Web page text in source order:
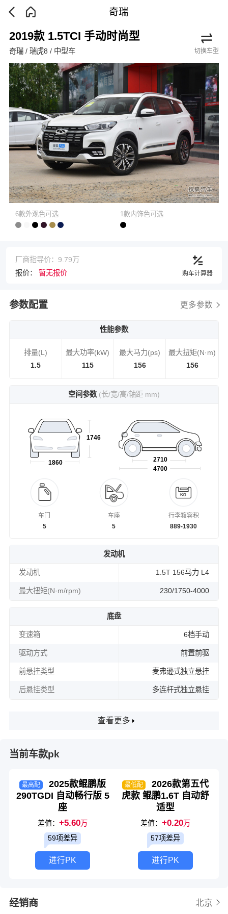
奇瑞
2019款 1.5TCI 手动时尚型
奇瑞 / 瑞虎8 / 中型车 切换车型
6款外观色可选 1款内饰色可选
厂商指导价：9.79万
报价： 暂无报价 购车计算器
参数配置 更多参数
性能参数
排量(L)
1.5
最大功率(kW)
115
最大马力(ps)
156
最大扭矩(N·m)
156
空间参数 (长/宽/高/轴距 mm)
1860
1746
4700
2710
车门
5
车座
5
行李箱容积
889-1930
发动机
发动机 1.5T 156马力 L4
最大扭矩(N·m/rpm) 230/1750-4000
底盘
变速箱 6档手动
驱动方式 前置前驱
前悬挂类型 麦弗逊式独立悬挂
后悬挂类型 多连杆式独立悬挂
查看更多
当前车款pk
最高配
2025款鲲鹏版
290TGDI 自动畅行版 5
座
差值：+5.60万
59项差异
进行PK
最低配
2026款第五代
虎款 鲲鹏1.6T 自动舒
适型
差值： +0.20万
57项差异
进行PK
经销商 北京